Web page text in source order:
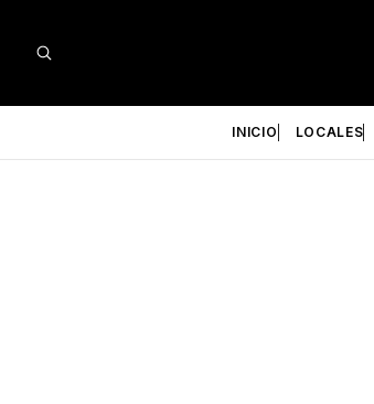
INICIO LOCALES